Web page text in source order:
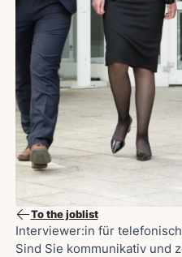
To the joblist
Interviewer:in für
Sind Sie kommunikativ und